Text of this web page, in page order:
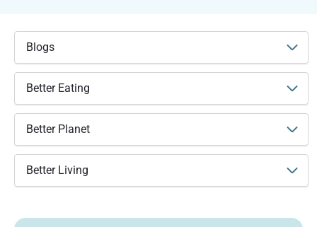
Blogs
Better Eating
Better Planet
Better Living